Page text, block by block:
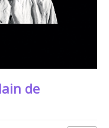
de